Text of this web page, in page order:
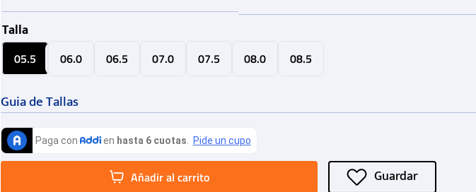
Talla
05.5 06.0 06.5 07.0 07.5 08.0 08.5
Guia de Tallas
Añadir al carrito